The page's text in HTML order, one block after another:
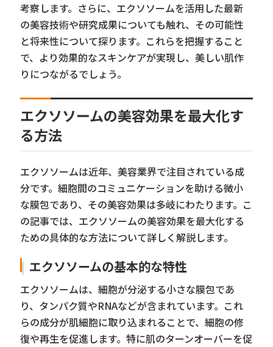
考察します。さらに、エクソソームを活用した最新
の美容技術や研究成果についても触れ、その可能性
と将来性について探ります。これらを把握すること
で、より効果的なスキンケアが実現し、美しい肌作
りにつながるでしょう。
エクソソームの美容効果を最大化す
る方法
エクソソームは近年、美容業界で注目されている成
分です。細胞間のコミュニケーションを助ける微小
な膜包であり、その美容効果は多岐にわたります。こ
の記事では、エクソソームの美容効果を最大化する
ための具体的な方法について詳しく解説します。
エクソソームの基本的な特性
エクソソームは、細胞が分泌する小さな膜包であ
り、タンパク質やRNAなどが含まれています。これ
らの成分が肌細胞に取り込まれることで、細胞の修
復や再生を促進します。特に肌のターンオーバーを促